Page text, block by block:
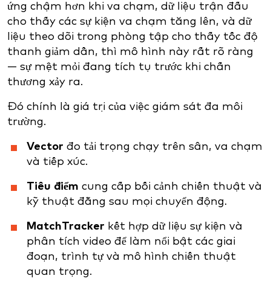
ứng chậm hơn khi va chạm, dữ liệu trận đấu
cho thấy các sự kiện va chạm tăng lên, và dữ
liệu theo dõi trong phòng tập cho thấy tốc độ
thanh giảm dần, thì mô hình này rất rõ ràng
— sự mệt mỏi đang tích tụ trước khi chấn
thương xảy ra.
Đó chính là giá trị của việc giám sát đa môi
trường.
Vector đo tải trọng chạy trên sân, va chạm
và tiếp xúc.
Tiêu điểm cung cấp bối cảnh chiến thuật và
kỹ thuật đằng sau mọi chuyển động.
MatchTracker kết hợp dữ liệu sự kiện và
phân tích video để làm nổi bật các giai
đoạn, trình tự và mô hình chiến thuật
quan trọng.